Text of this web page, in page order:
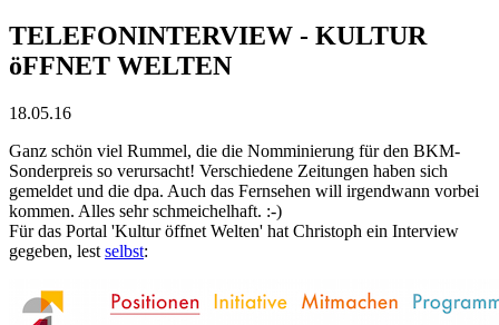
TELEFONINTERVIEW - KULTUR
öFFNET WELTEN
18.05.16
Ganz schön viel Rummel, die die Nomminierung für den BKM-
Sonderpreis so verursacht! Verschiedene Zeitungen haben sich
gemeldet und die dpa. Auch das Fernsehen will irgendwann vorbei
kommen. Alles sehr schmeichelhaft. :-)
Für das Portal 'Kultur öffnet Welten' hat Christoph ein Interview
gegeben, lest selbst: